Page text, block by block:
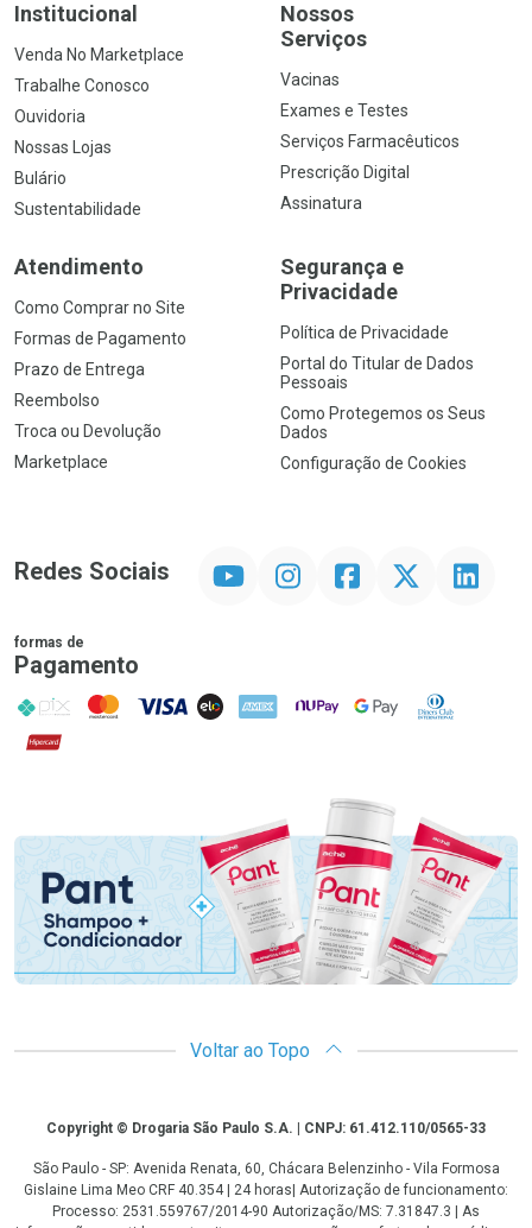
Institucional
Venda No Marketplace
Trabalhe Conosco
Ouvidoria
Nossas Lojas
Bulário
Sustentabilidade
Nossos
Serviços
Vacinas
Exames e Testes
Serviços Farmacêuticos
Prescrição Digital
Assinatura
Atendimento
Como Comprar no Site
Formas de Pagamento
Prazo de Entrega
Reembolso
Troca ou Devolução
Marketplace
Segurança e
Privacidade
Política de Privacidade
Portal do Titular de Dados
Pessoais
Como Protegemos os Seus
Dados
Configuração de Cookies
Redes Sociais InstagramFacebookTwitter Linkedin
formas de
Pagamento
PIX MasterCard
VISA ELO AMEX NuPay Google PayDiners Club
Hipercard
Promoção em Destaque
Voltar ao Topo
CopyrightCopyright © Drogaria São Paulo S.A. | CNPJ: 61.412.110/0565-33
São Paulo - SP: Avenida Renata, 60, Chácara Belenzinho - Vila Formosa
Gislaine Lima Meo CRF 40.354 | 24 horas| Autorização de funcionamento:
Processo: 2531.559767/2014-90 Autorização/MS: 7.31847.3 | As